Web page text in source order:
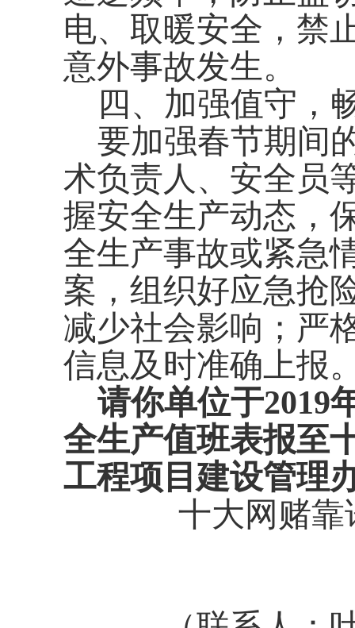
电、取暖安全，禁
意外事故发生。
四、加强值守，
要加强春节期间
术负责人、安全员
握安全生产动态，
全生产事故或紧急
案，组织好应急抢
减少社会影响；严
信息及时准确上报
请你单位于2019
全生产值班表报至
工程项目建设管理
十大网赌靠